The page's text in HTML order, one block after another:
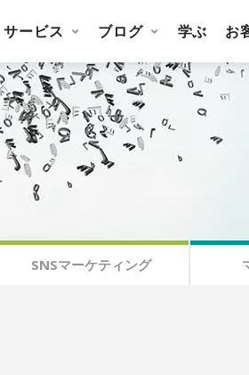
サービス ブログ 学ぶ お
SNSマーケティング